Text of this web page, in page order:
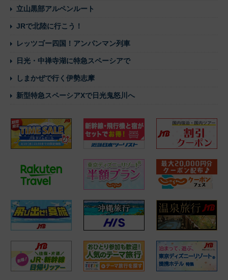
立山黒部アルペンルート
JRで北陸に行こう！
レッツゴー四国！アンパンマン列車
日光・中禅寺湖に特急スペーシアで
しまかぜで行く伊勢志摩
新型特急スペーシアXで日光鬼怒川へ